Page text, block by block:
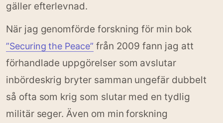
gäller efterlevnad.
När jag genomförde forskning för min bok
”Securing the Peace” från 2009 fann jag att
förhandlade uppgörelser som avslutar
inbördeskrig bryter samman ungefär dubbelt
så ofta som krig som slutar med en tydlig
militär seger. Även om min forskning